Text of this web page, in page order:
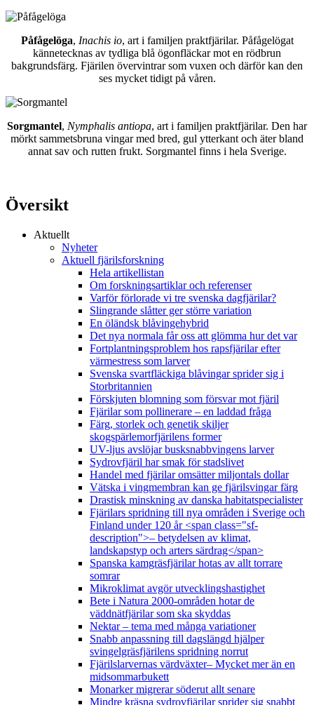
Påfågelöga, Inachis io, art i familjen praktfjärilar. Påfågelögat
kännetecknas av tydliga blå ögonfläckar mot en rödbrun
bakgrundsfärg. Fjärilen övervintrar som vuxen och därför kan den
ses mycket tidigt på våren.
Sorgmantel, Nymphalis antiopa, art i familjen praktfjärilar. Den har
mörkt sammetsbruna vingar med bred, gul ytterkant och äter bland
annat sav och rutten frukt. Sorgmantel finns i hela Sverige.
Översikt
Aktuellt
Nyheter
Aktuell fjärilsforskning
Hela artikellistan
Om forskningsartiklar och referenser
Varför förlorade vi tre svenska dagfjärilar?
Slingrande slåtter ger större variation
En öländsk blåvingehybrid
Det nya normala får oss att glömma hur det var
Fortplantningsproblem hos rapsfjärilar efter
värmestress som larver
Svenska svartfläckiga blåvingar sprider sig i
Storbritannien
Förskjuten blomning som försvar mot fjäril
Fjärilar som pollinerare – en laddad fråga
Färg, storlek och genetik skiljer
skogspärlemorfjärilens former
UV-ljus avslöjar busksnabbvingens larver
Sydrovfjäril har smak för stadslivet
Handel med fjärilar omsätter miljontals dollar
Vätska i vingmembran kan ge fjärilsvingar färg
Drastisk minskning av danska habitatspecialister
Fjärilars spridning till nya områden i Sverige och
Finland under 120 år <span class="sf-
description">– betydelsen av klimat,
landskapstyp och arters särdrag</span>
Spanska kamgräsfjärilar hotas av allt torrare
somrar
Mikroklimat avgör utvecklingshastighet
Bete i Natura 2000-områden hotar de
väddnätfjärilar som ska skyddas
Nektar – tema med många variationer
Snabb anpassning till dagslängd hjälper
svingelgräsfjärilens spridning norrut
Fjärilslarvernas värdväxter– Mycket mer än en
midsommarbukett
Monarker migrerar söderut allt senare
Mindre kräsna sydrovfjärilar sprider sig snabbt